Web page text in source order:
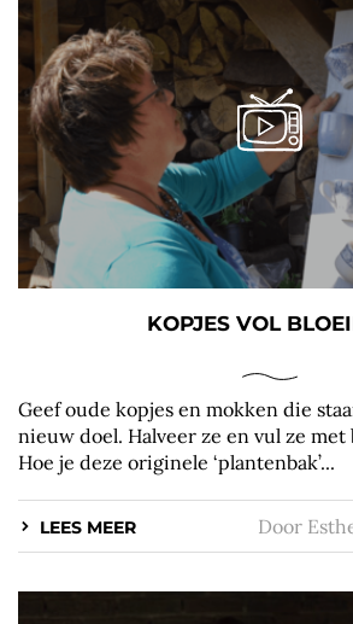
KOPJES VOL
Geef oude kopjes en mokken die
nieuw doel. Halveer ze en vul ze
Hoe je deze originele ‘plantenbak’...
LEES MEER Door